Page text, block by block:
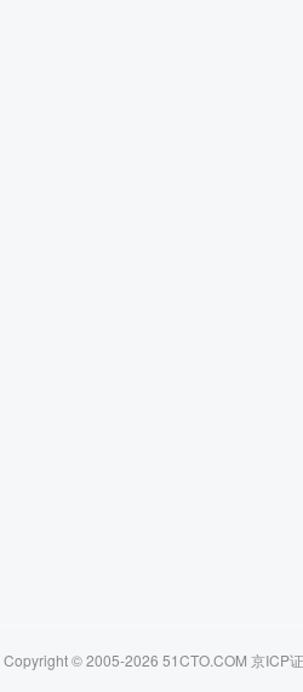
Copyright © 2005-2026 51CTO.COM 京ICP